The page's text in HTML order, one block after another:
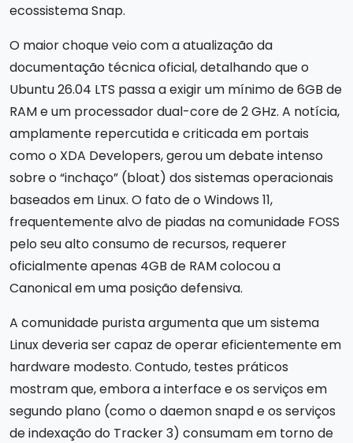
ecossistema Snap.
O maior choque veio com a atualização da
documentação técnica oficial, detalhando que o
Ubuntu 26.04 LTS passa a exigir um mínimo de 6GB de
RAM e um processador dual-core de 2 GHz. A notícia,
amplamente repercutida e criticada em portais
como o XDA Developers, gerou um debate intenso
sobre o “inchaço” (bloat) dos sistemas operacionais
baseados em Linux. O fato de o Windows 11,
frequentemente alvo de piadas na comunidade FOSS
pelo seu alto consumo de recursos, requerer
oficialmente apenas 4GB de RAM colocou a
Canonical em uma posição defensiva.
A comunidade purista argumenta que um sistema
Linux deveria ser capaz de operar eficientemente em
hardware modesto. Contudo, testes práticos
mostram que, embora a interface e os serviços em
segundo plano (como o daemon snapd e os serviços
de indexação do Tracker 3) consumam em torno de